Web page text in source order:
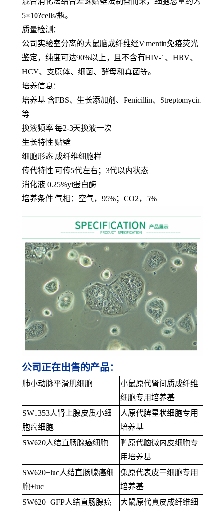
5×10?cells/瓶。
质量检测：
公司实验室分离的大鼠脑成纤维经Vimentin免疫荧光
鉴定，纯度可达90%以上，且不含有HIV-1、HBV、
HCV、支原体、细菌、酵母和真菌等。
培养信息：
培养基 含FBS、生长添加剂、Penicillin、Streptomycin
等
换液频率 每2-3天换液一次
生长特性 贴壁
细胞形态 成纤维细胞样
传代特性 可传5代左右；3代以内状态
消化液 0.25%yi蛋白酶
培养条件 气相：空气，95%；CO2，5%
公司正在出售的产品：
肺小动脉平滑肌细胞
小鼠原代肾间质成纤维
细胞专用培养基
SW1353人肾上腺皮质小细
胞癌细胞
人原代脾星状细胞专用
培养基
SW620人结直肠腺癌细胞
鸭原代脑微内皮细胞专
用培养基
SW620+luc人结直肠腺癌细
胞+luc
兔原代表皮干细胞专用
培养基
SW620+GFP人结直肠腺癌
大鼠原代真皮成纤维细